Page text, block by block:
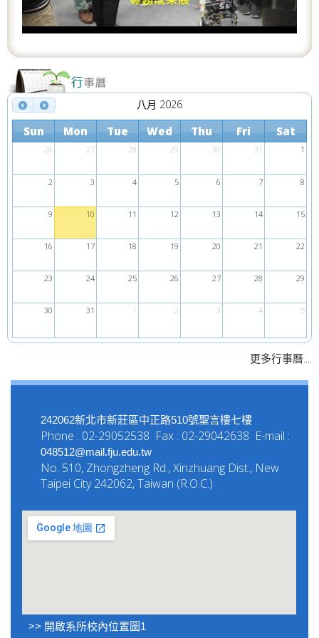
八月 2026
Sun Mon Tue Wed Thu Fri Sat
26 27 28 29 30 31 1
2 3 4 5 6 7 8
9 10 11 12 13 14 15
16 17 18 19 20 21 22
23 24 25 26 27 28 29
30 31 1 2 3 4 5
更多行事曆....
242062新北市新莊區中正路510號聖言樓七樓
Phone : 02-29052538 Fax : 02-29042638 E-mail :
048512@mail.fju.edu.tw
No. 510, Zhongzheng Rd., Xinzhuang Dist., New
Taipei City 242062, Taiwan (R.O.C.)
>> 開啟系所校內位置圖1